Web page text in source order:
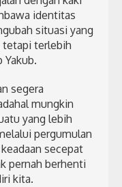
identitas
situasi yang
tetapi terlebih
segera
mungkin
yang lebih
pergumulan
secepat
pernah berhenti
kita.